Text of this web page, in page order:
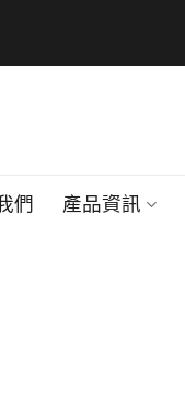
們 產品資訊